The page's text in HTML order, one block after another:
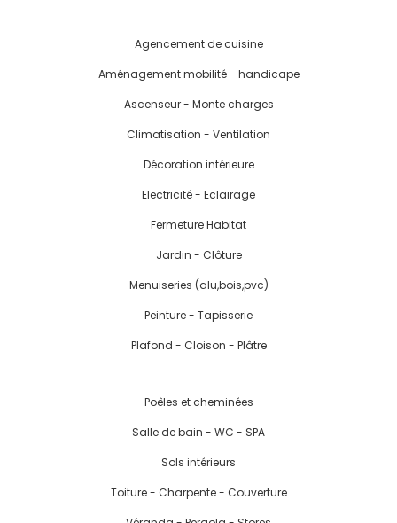
Agencement de cuisine
Aménagement mobilité - handicape
Ascenseur - Monte charges
Climatisation - Ventilation
Décoration intérieure
Electricité - Eclairage
Fermeture Habitat
Jardin - Clôture
Menuiseries (alu,bois,pvc)
Peinture - Tapisserie
Plafond - Cloison - Plâtre
Poêles et cheminées
Salle de bain - WC - SPA
Sols intérieurs
Toiture - Charpente - Couverture